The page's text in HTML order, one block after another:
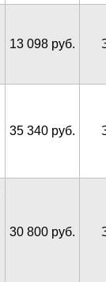
13 098 руб.
35 340 руб.
30 800 руб.